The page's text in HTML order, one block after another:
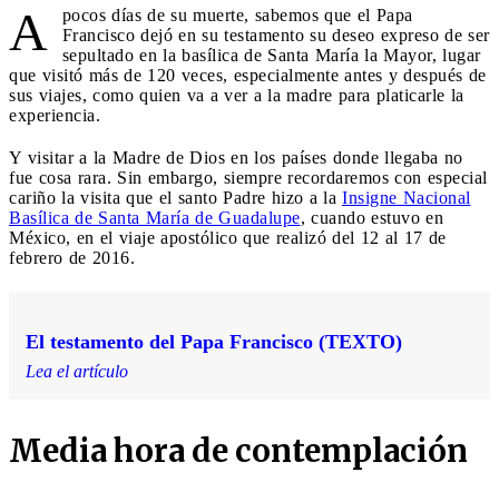
A
pocos días de su muerte, sabemos que el Papa
Francisco dejó en su testamento su deseo expreso de ser
sepultado en la basílica de Santa María la Mayor, lugar
que visitó más de 120 veces, especialmente antes y después de
sus viajes, como quien va a ver a la madre para platicarle la
experiencia.
Y visitar a la Madre de Dios en los países donde llegaba no
fue cosa rara. Sin embargo, siempre recordaremos con especial
cariño la visita que el santo Padre hizo a la Insigne Nacional
Basílica de Santa María de Guadalupe, cuando estuvo en
México, en el viaje apostólico que realizó del 12 al 17 de
febrero de 2016.
El testamento del Papa Francisco (TEXTO)
Lea el artículo
Media hora de contemplación